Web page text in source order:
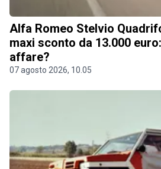
Alfa Romeo Stelvio
maxi sconto da 13.000
affare?
07 agosto 2026, 10.05